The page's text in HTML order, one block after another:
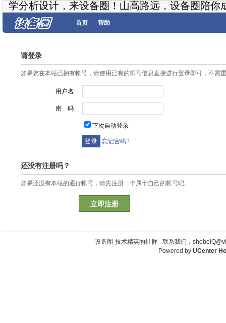
学分析设计，来设备圈！山高路远，设备圈陪你
首页 帮助
请登录
如果您在本站已拥有帐号，请使用已有的帐号信息直接进行登录即可，不需
用户名
密 码
下次自动登录
忘记密码?
还没有注册吗？
如果还没有本站的通行帐号，请先注册一个属于自己的帐号吧。
立即注册
设备圈-技术精英的社群 - 联系我们：
Powered by UCenter